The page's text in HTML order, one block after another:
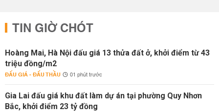
TIN GIỜ CHÓT
Hoàng Mai, Hà Nội đấu giá 13 thửa đất ở, khởi điểm từ 43
triệu đồng/m2
ĐẤU GIÁ - ĐẤU THẦU 01 phút trước
Gia Lai đấu giá khu đất làm dự án tại phường Quy Nhơn
Bắc, khởi điểm 23 tỷ đồng